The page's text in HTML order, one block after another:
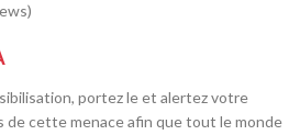
portez le et alertez votre
de cette menace afin que tout le monde